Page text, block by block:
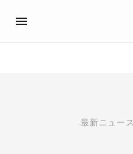
最新ニュース
プロポーズ